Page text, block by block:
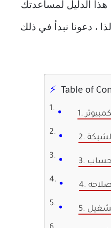
هذا الدليل لمساعدتك
، دعونا نبدأ في ذلك
Table of